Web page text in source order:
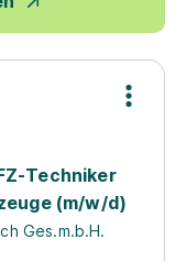
Techniker
(m/w/d)
Ges.m.b.H.